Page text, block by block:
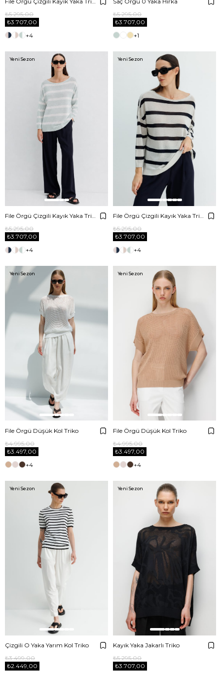
₺3.707,00
₺5.295,00
+4
₺3.707,00
₺5.295,00
+1
File Örgü Çizgili Kayık Yaka Triko
₺3.707,00
₺5.295,00
+4
Yeni Sezon
File Örgü Çizgili Kayık Yaka Triko
₺3.707,00
₺5.295,00
+4
Yeni Sezon
File Örgü Düşük Kol Triko
₺3.497,00
₺4.995,00
+4
Yeni Sezon
File Örgü Düşük Kol Triko
₺3.497,00
₺4.995,00
+4
Yeni Sezon
Çizgili O Yaka Yarım Kol Triko
₺2.449,00
₺3.499,00
Yeni Sezon
Kayık Yaka Jakarlı Triko
₺3.707,00
₺5.295,00
Yeni Sezon